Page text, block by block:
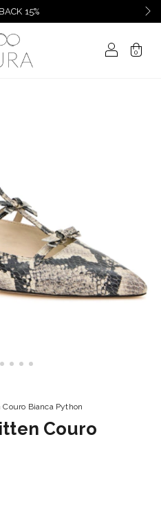
15%
0
Bianca Python
Couro